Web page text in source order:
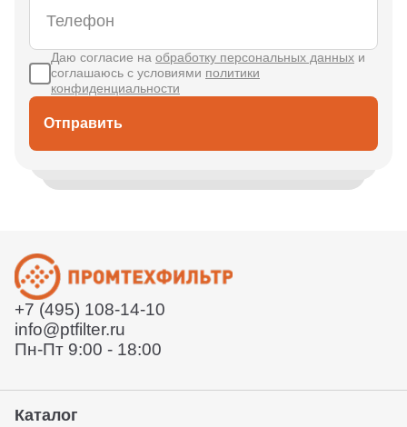
Отправить
Даю согласие на обработку персональных данных и
соглашаюсь с условиями политики
конфиденциальности
+7 (495) 108-14-10
info@ptfilter.ru
Пн-Пт 9:00 - 18:00
Каталог